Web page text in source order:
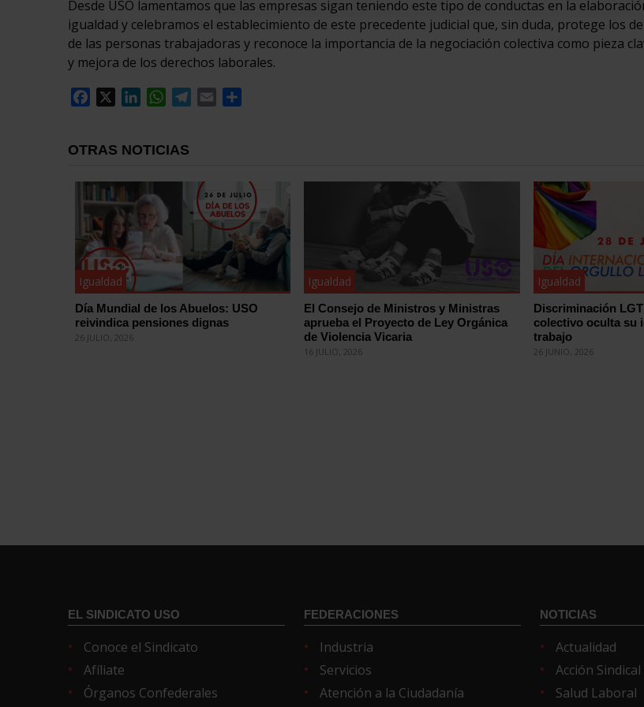
Desde USO lamentamos que las empresas sigan teniendo este tipo de conductas en la
igualdad y celebramos el establecimiento de este precedente judicial que, sin duda, protege los
de las personas trabajadoras y reconoce la importancia de la negociación colectiva como pieza
y mejora de los derechos laborales.
Facebook
LinkedInWhatsApp
Telegram
Email
OTRAS NOTICIAS
Igualdad
Día Mundial de los Abuelos: USO
reivindica pensiones dignas
26 JULIO, 2026
Igualdad
El Consejo de Ministros y Ministras
aprueba el Proyecto de Ley Orgánica
de Violencia Vicaria
16 JULIO, 2026
Igualdad
Discriminación
colectivo oculta su
trabajo
26 JUNIO, 2026
EL SINDICATO USO
Conoce el Sindicato
Afíliate
Órganos Confederales
FEDERACIONES
Industria
Servicios
Atención a la Ciudadanía
NOTICIAS
Actualidad
Acción Sindical
Salud Laboral